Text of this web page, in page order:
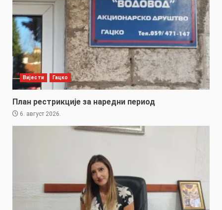
Вијести Гацко
План рестрикције за наредни период
6. август 2026.